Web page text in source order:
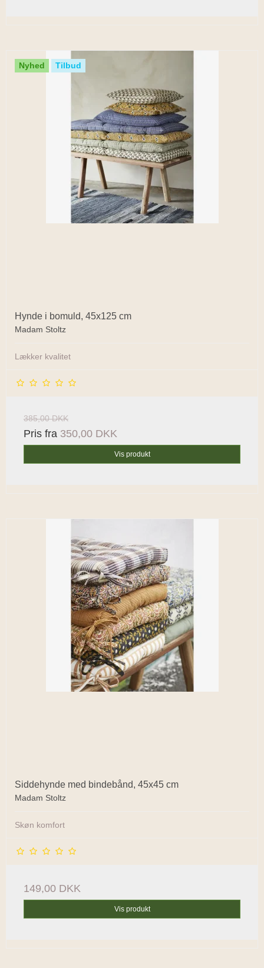
Nyhed Tilbud
Hynde i bomuld, 45x125 cm
Madam Stoltz
Lækker kvalitet
385,00 DKK
Pris fra 350,00 DKK
Vis produkt
Siddehynde med bindebånd, 45x45 cm
Madam Stoltz
Skøn komfort
149,00 DKK
Vis produkt